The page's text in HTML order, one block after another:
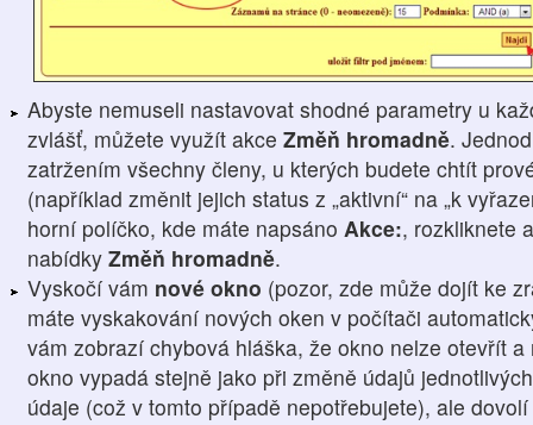
Abyste nemuseli nastavovat shodné parametry u
zvlášť, můžete využít akce Změň hromadně.
zatržením všechny členy, u kterých budete chtít
(například změnit jejich status z „aktivní“ na „k
horní políčko, kde máte napsáno Akce:, rozkliknete
nabídky Změň hromadně.
Vyskočí vám nové okno (pozor, zde může dojít ke
máte vyskakování nových oken v počítači
vám zobrazí chybová hláška, že okno nelze otevřít
okno vypadá stejně jako při změně údajů
údaje (což v tomto případě nepotřebujete), ale